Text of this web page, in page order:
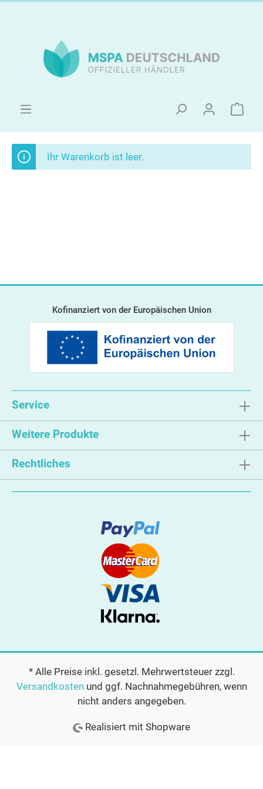
Ihr Warenkorb ist leer.
Kofinanziert von der Europäischen Union
Service
Weitere Produkte
Rechtliches
* Alle Preise inkl. gesetzl. Mehrwertsteuer zzgl.
Versandkostenund ggf. Nachnahmegebühren, wenn
nicht anders angegeben.
Realisiert mit Shopware